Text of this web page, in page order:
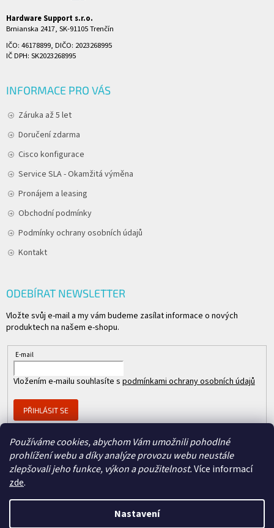
Používáme cookies, abychom Vám umožnili pohodlné
prohlížení webu a díky analýze provozu webu neustále
zlepšovali jeho funkce, výkon a použitelnost.Více informací
zde.
Nastavení
Hardware Support s.r.o.
Brnianska 2417, SK-91105 Trenčín
IČO: 46178899, DIČO: 2023268995
IČ DPH: SK2023268995
INFORMACE PRO VÁS
Záruka až 5 let
Doručení zdarma
Cisco konfigurace
Service SLA - Okamžitá výměna
Pronájem a leasing
Obchodní podmínky
Podmínky ochrany osobních údajů
Kontakt
ODEBÍRAT NEWSLETTER
Vložte svůj e-mail a my vám budeme zasílat informace o nových
produktech na našem e-shopu.
E-mail
Vložením e-mailu souhlasíte s podmínkami ochrany osobních údajů
PŘIHLÁSIT SE
Člen skupiny
REPASOVANÉ CISCO. Všechna práva vyhrazena.